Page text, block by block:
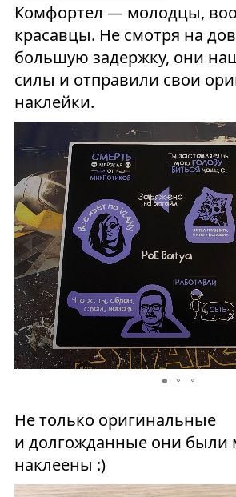
Комфортел — молодцы,
красавцы. Не смотря на
большую задержку, они
силы и отправили свои
наклейки.
Не только оригинальные
и долгожданные они были
наклеены :)